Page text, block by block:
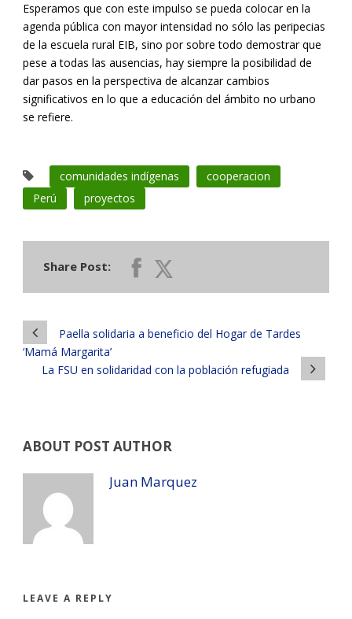
Esperamos que con este impulso se pueda colocar en la
agenda pública con mayor intensidad no sólo las peripecias
de la escuela rural EIB, sino por sobre todo demostrar que
pese a todas las ausencias, hay siempre la posibilidad de
dar pasos en la perspectiva de alcanzar cambios
significativos en lo que a educación del ámbito no urbano
se refiere.
comunidades indígenas
cooperacion
Perú
proyectos
Share Post:
Paella solidaria a beneficio del Hogar de Tardes
‘Mamá Margarita’
La FSU en solidaridad con la población refugiada
ABOUT POST AUTHOR
Juan Marquez
LEAVE A REPLY